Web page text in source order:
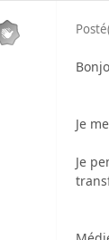
Je
Je